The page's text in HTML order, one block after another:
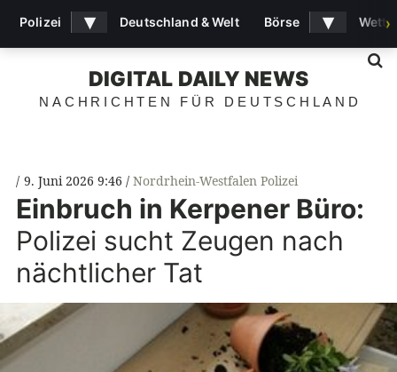
DIGITAL DAILY NEWS
NACHRICHTEN FÜR DEUTSCHLAND
9. Juni 2026 9:46 Nordrhein-Westfalen Polizei
Einbruch in Kerpener Büro:
Polizei sucht Zeugen nach
nächtlicher Tat
Polizei ▾ Deutschland & Welt Börse ▾ ›